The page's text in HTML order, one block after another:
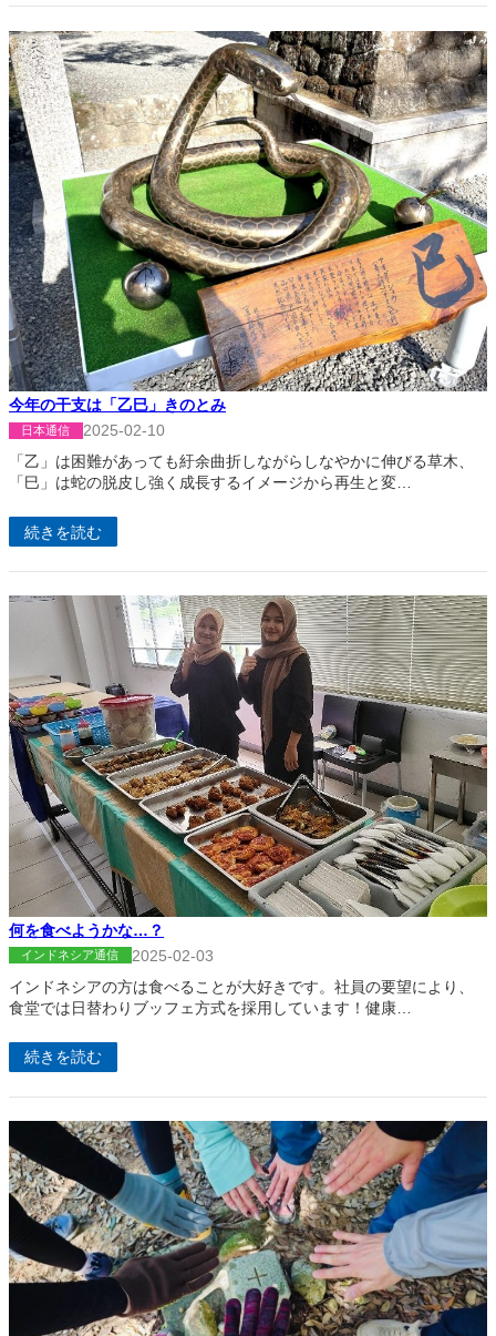
今年の干支は「乙巳」きのとみ
日本通信
2025-02-10
「乙」は困難があっても紆余曲折しながらしなやかに伸びる草木、
「巳」は蛇の脱皮し強く成長するイメージから再生と変…
続きを読む
何を食べようかな…？
インドネシア通信
2025-02-03
インドネシアの方は食べることが大好きです。社員の要望により、
食堂では日替わりブッフェ方式を採用しています！健康…
続きを読む